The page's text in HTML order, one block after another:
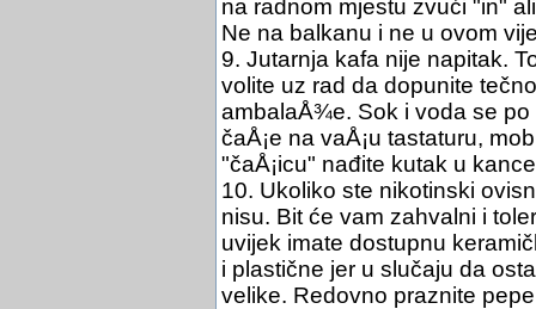
na radnom mjestu zvući "in"
Ne na balkanu i ne u ovom
9. Jutarnja kafa nije napitak.
volite uz rad da dopunite
ambalaÅ¾e. Sok i voda se
čaÅ¡e na vaÅ¡u tastaturu,
"čaÅ¡icu" nađite kutak u
10. Ukoliko ste nikotinski
nisu. Bit će vam zahvalni i
uvijek imate dostupnu
i plastične jer u slučaju da
velike. Redovno praznite